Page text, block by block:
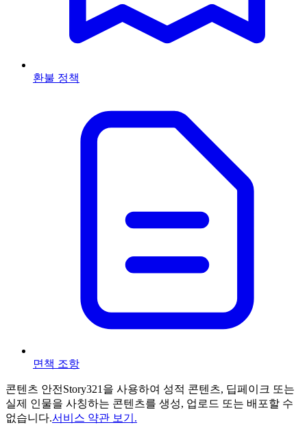
환불 정책
면책 조항
콘텐츠 안전 Story321을 사용하여 성적 콘텐츠, 딥페이크 또는
실제 인물을 사칭하는 콘텐츠를 생성, 업로드 또는 배포할 수
없습니다.서비스 약관 보기.